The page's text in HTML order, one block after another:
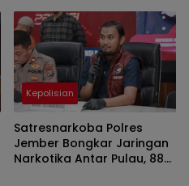
Kepolisian
Satresnarkoba Polres
Jember Bongkar Jaringan
Narkotika Antar Pulau, 885